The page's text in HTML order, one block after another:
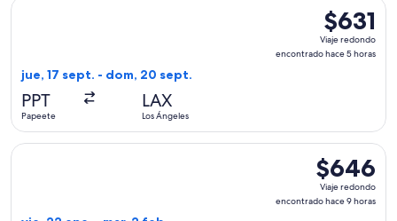
$631
Viaje
redondo,
$631
Viaje redondo
encontrado hace 5 horas
jue, 17 sept. - dom, 20 sept.
PPT
Papeete
LAX
Los Ángeles
Seleccionar vuelo de United, con salida el jue, 17 sept.
$646
Viaje
redondo,
$646
Viaje redondo
encontrado hace 9 horas
Seleccionar vuelo de Delta, con salida el vie, 22 ene.